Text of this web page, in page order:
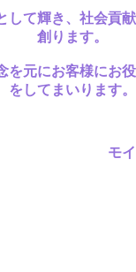
して輝き、社会貢
創ります。
を元にお客様にお
をしてまいります。
モ